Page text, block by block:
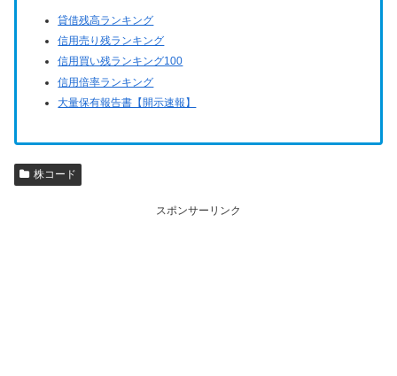
貸借残高ランキング
信用売り残ランキング
信用買い残ランキング100
信用倍率ランキング
大量保有報告書【開示速報】
株コード
スポンサーリンク